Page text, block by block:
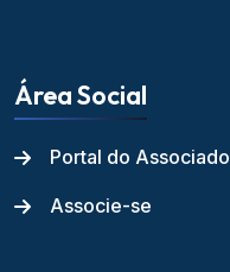
Área Social
Portal do Associado
Associe-se